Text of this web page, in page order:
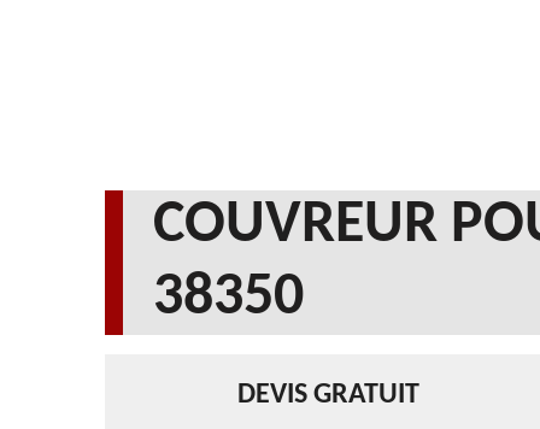
COUVREUR
38350
DEVIS GRATUIT